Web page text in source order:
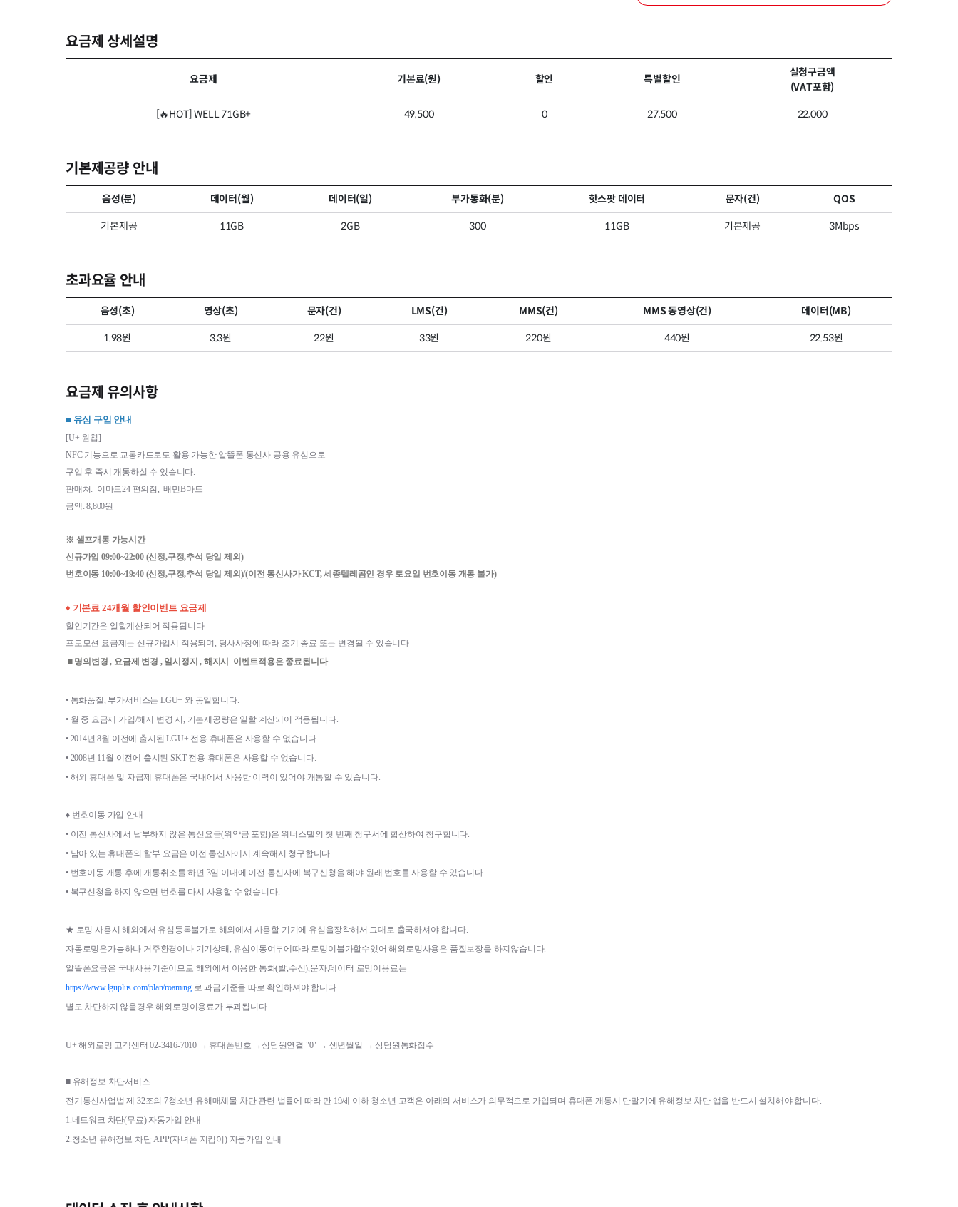
요금제 상세설명
요금제 기본료(원) 할인 특별할인
실청구금액
(VAT포함)
[🔥HOT] WELL 71GB+ 49,500 0 27,500 22,000
기본제공량 안내
음성(분) 데이터(월) 데이터(일) 부가통화(분) 핫스팟 데이터 문자(건) QOS
기본제공 11GB 2GB 300 11GB 기본제공 3Mbps
초과요율 안내
음성(초) 영상(초) 문자(건) LMS(건) MMS(건) MMS 동영상(건) 데이터(MB)
1.98원 3.3원 22원 33원 220원 440원 22.53원
요금제 유의사항
■ 유심 구입 안내
[U+ 원칩]
NFC 기능으로 교통카드로도 활용 가능한 알뜰폰 통신사 공용 유심으로
구입 후 즉시 개통하실 수 있습니다.
판매처:  이마트24 편의점,  배민B마트
금액: 8,800원
※ 셀프개통 가능시간
신규가입 09:00~22:00 (신정,구정,추석 당일 제외)
번호이동 10:00~19:40 (신정,구정,추석 당일 제외)/(이전 통신사가 KCT, 세종텔레콤인 경우 토요일 번호이동 개통 불가)
♦ 기본료 24개월 할인이벤트 요금제
할인기간은 일할계산되어 적용됩니다
프로모션 요금제는 신규가입시 적용되며, 당사사정에 따라 조기 종료 또는 변경될 수 있습니다
■ 명의변경 , 요금제 변경 , 일시정지 , 해지시  이벤트적용은 종료됩니다
• 통화품질 , 부가서비스는 LGU+ 와 동일합니다.
• 월 중 요금제 가입/해지 변경 시, 기본제공량은 일할 계산되어 적용됩니다.
• 2014년 8월 이전에 출시된 LGU+ 전용 휴대폰은 사용할 수 없습니다.
• 2008년 11월 이전에 출시된 SKT 전용 휴대폰은 사용할 수 없습니다.
• 해외 휴대폰 및 자급제 휴대폰은 국내에서 사용한 이력이 있어야 개통할 수 있습니다.
♦ 번호이동 가입 안내
• 이전 통신사에서 납부하지 않은 통신요금(위약금 포함)은 위너스텔의 첫 번째 청구서에 합산하여 청구합니다.
• 남아 있는 휴대폰의 할부 요금은 이전 통신사에서 계속해서 청구합니다.
• 번호이동 개통 후에 개통취소를 하면 3일 이내에 이전 통신사에 복구신청을 해야 원래 번호를 사용할 수 있습니다.
• 복구신청을 하지 않으면 번호를 다시 사용할 수 없습니다.
★ 로밍 사용시 해외에서 유심등록불가로 해외에서 사용할 기기에 유심을장착해서 그대로 출국하셔야 합니다.
자동로밍은가능하나 거주환경이나 기기상태, 유심이동여부에따라 로밍이불가할수있어 해외로밍사용은 품질보장을 하지않습니다.
알뜰폰요금은 국내사용기준이므로 해외에서 이용한 통화(발,수신),문자,데이터 로밍이용료는
https://www.lguplus.com/plan/roaming 로 과금기준을 따로 확인하셔야 합니다.
별도 차단하지 않을경우 해외로밍이용료가 부과됩니다
U+ 해외로밍 고객센터 02-3416-7010 → 휴대폰번호 →상담원연결 "0" → 생년월일 → 상담원통화접수
■ 유해정보 차단서비스
전기통신사업법 제 32조의 7청소년 유해매체물 차단 관련 법률에 따라 만 19세 이하 청소년 고객은 아래의 서비스가 의무적으로 가입되며 휴대폰 개통시 단말기에 유해정보 차단 앱을 반드시 설치해야 합니다.
1.네트워크 차단(무료) 자동가입 안내
2.청소년 유해정보 차단 APP(자녀폰 지킴이) 자동가입 안내